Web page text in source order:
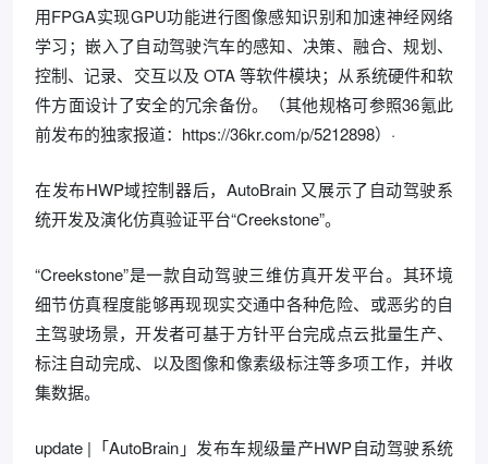
用FPGA实现GPU功能进行图像感知识别和加速神经网络
学习；嵌入了自动驾驶汽车的感知、决策、融合、规划、
控制、记录、交互以及 OTA 等软件模块；从系统硬件和软
件方面设计了安全的冗余备份。（其他规格可参照36氪此
前发布的独家报道：https://36kr.com/p/5212898）·
在发布HWP域控制器后，AutoBrain 又展示了自动驾驶系
统开发及演化仿真验证平台“Creekstone”。
“Creekstone”是一款自动驾驶三维仿真开发平台。其环境
细节仿真程度能够再现现实交通中各种危险、或恶劣的自
主驾驶场景，开发者可基于方针平台完成点云批量生产、
标注自动完成、以及图像和像素级标注等多项工作，并收
集数据。
update |「AutoBrain」发布车规级量产HWP自动驾驶系统